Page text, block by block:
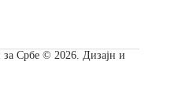
Србе © 2026. Дизајн и